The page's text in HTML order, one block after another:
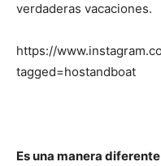
verdaderas vacaciones.
https://
tagged=hostandboat
Es una manera